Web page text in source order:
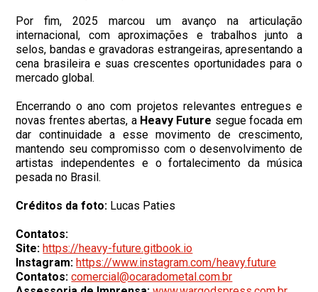
Por fim, 2025 marcou um avanço na articulação
internacional, com aproximações e trabalhos junto a
selos, bandas e gravadoras estrangeiras, apresentando a
cena brasileira e suas crescentes oportunidades para o
mercado global.
Encerrando o ano com projetos relevantes entregues e
novas frentes abertas, a Heavy Future segue focada em
dar continuidade a esse movimento de crescimento,
mantendo seu compromisso com o desenvolvimento de
artistas independentes e o fortalecimento da música
pesada no Brasil.
Créditos da foto: Lucas Paties
Contatos:
Site: https://heavy-future.gitbook.io
Instagram:https://www.instagram.com/heavy.future
Contatos: comercial@ocaradometal.com.br